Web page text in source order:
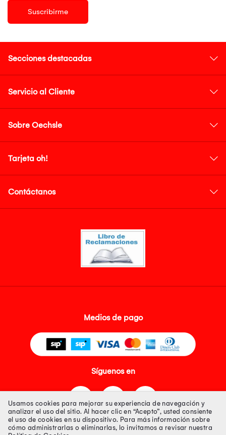
Suscribirme
Secciones destacadas
Servicio al Cliente
Sobre Oechsle
Tarjeta oh!
Contáctanos
Medios de pago
Síguenos en
Usamos cookies para mejorar su experiencia de navegación y
analizar el uso del sitio. Al hacer clic en “Acepto”, usted consiente
el uso de cookies en su dispositivo. Para más información sobre
cómo administrarlas o eliminarlas, lo invitamos a revisar nuestra